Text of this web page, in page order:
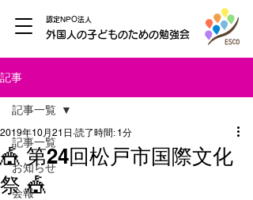
認定NPO法人
外国人の子どものための勉強会
記事
記事一覧
お知らせ
会報
記事一覧
🎪 第24回松戸市国際文化
祭 🎪
2019年10月21日 読了時間: 1分